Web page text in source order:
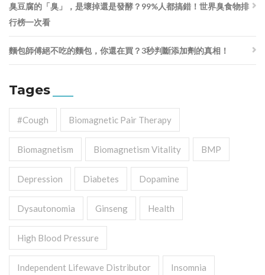
臭豆腐的「臭」，是壞掉還是發酵？99%人都搞錯！世界臭食物排
行榜一次看
麵包師傅絕不吃的麵包，你還在買？3秒判斷添加劑的真相！
Tages
#cough Biomagnetic Pair Therapy
Biomagnetism Biomagnetism Vitality BMP
Depression Diabetes Dopamine
Dysautonomia Ginseng Health
High Blood Pressure
Independent Lifewave Distributor Insomnia